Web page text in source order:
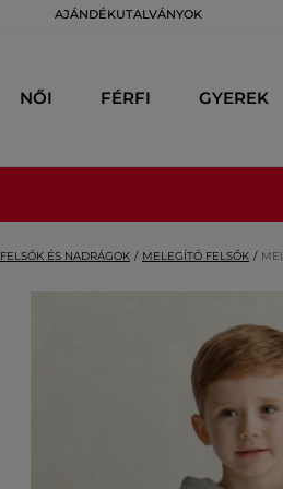
AJÁNDÉKUTALVÁNYOK
NŐI FÉRFI GYEREK
ÉS NADRÁGOK MELEGÍTŐ FELSŐK